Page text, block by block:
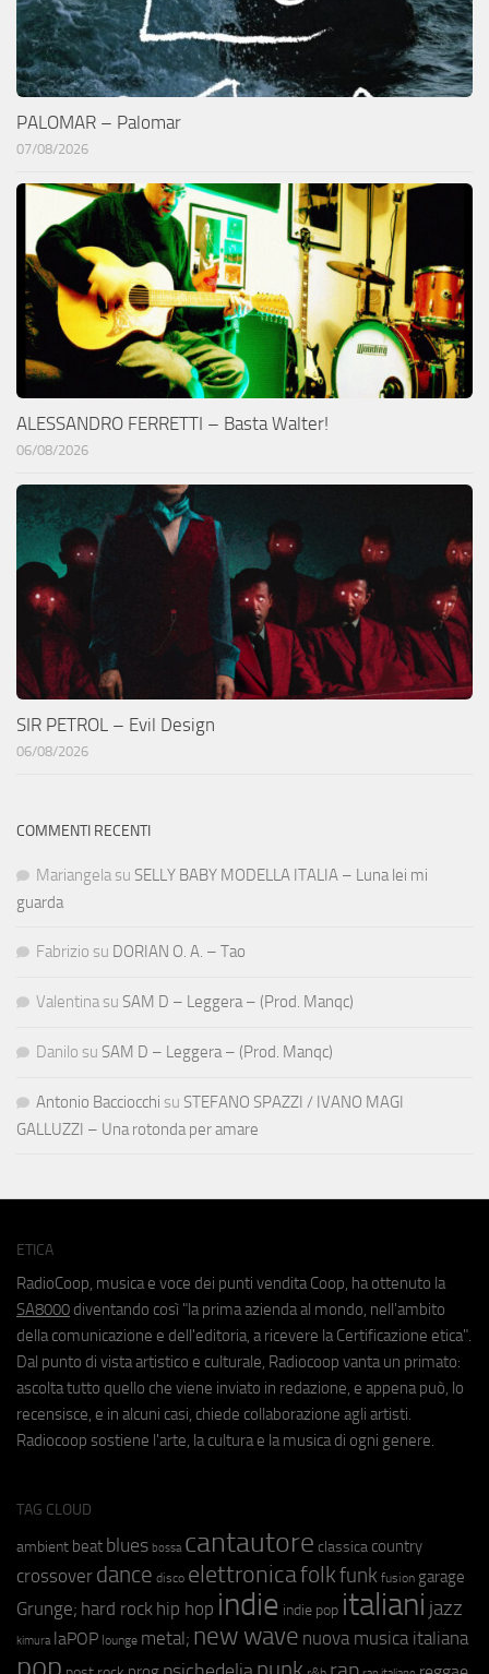
PALOMAR – Palomar
07/08/2026
ALESSANDRO FERRETTI – Basta Walter!
06/08/2026
SIR PETROL – Evil Design
06/08/2026
COMMENTI RECENTI
Mariangela su SELLY BABY MODELLA ITALIA – Luna lei mi
guarda
Fabrizio su DORIAN O. A. – Tao
Valentina su SAM D – Leggera – (Prod. Manqc)
Danilo su SAM D – Leggera – (Prod. Manqc)
Antonio Bacciocchi su STEFANO SPAZZI / IVANO MAGI
GALLUZZI – Una rotonda per amare
ETICA
RadioCoop, musica e voce dei punti vendita Coop, ha ottenuto la
SA8000 diventando così "la prima azienda al mondo, nell'ambito
della comunicazione e dell'editoria, a ricevere la Certificazione etica".
Dal punto di vista artistico e culturale, Radiocoop vanta un primato:
ascolta tutto quello che viene inviato in redazione, e appena può, lo
recensisce, e in alcuni casi, chiede collaborazione agli artisti.
Radiocoop sostiene l'arte, la cultura e la musica di ogni genere.
TAG CLOUD
ambient beat blues bossa cantautore classica country
crossover dance disco elettronicafolkfunk fusion garage
Grunge; hard rock hip hop indie indie pop italiani jazz
kimura laPOP lounge metal; new wave nuova musica italiana